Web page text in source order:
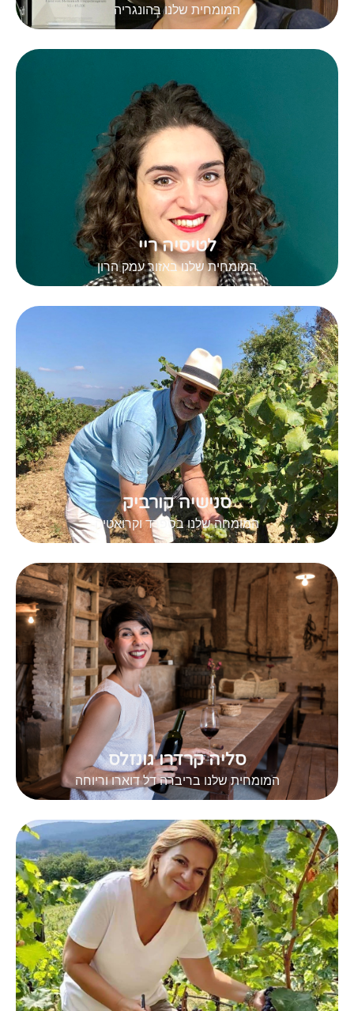
המומחית שלנו בהונגריה
המומחית שלנו באזור עמק הרון
לטיסיה ריי
המומחה שלנו בספרד וקרואטיה
סנישיה קורביק
המומחית שלנו בריברה דל דוארו וריוחה
סליה קרדרו גונזלס